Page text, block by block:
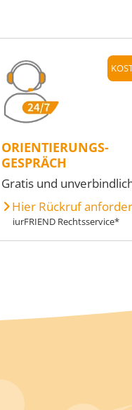
ORIENTIERUNGS-
GESPRÄCH
Gratis und
Hier Rückruf
iurFRIEND Rechtsservice*